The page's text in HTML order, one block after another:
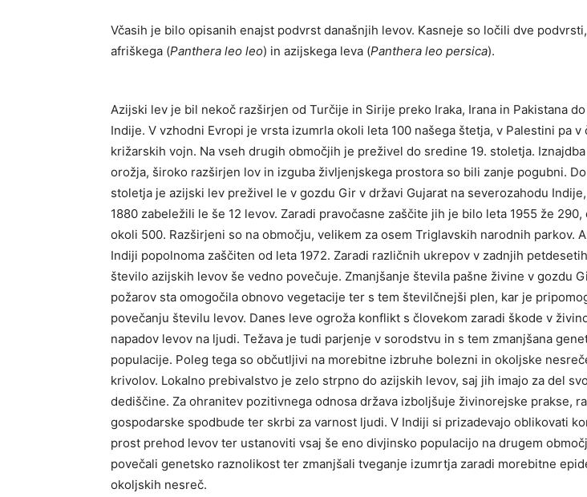
Včasih je bilo opisanih enajst podvrst današnjih levov. Kasneje so ločili dve
afriškega (Panthera leo leo) in azijskega leva (Panthera leo persica).
Azijski lev je bil nekoč razširjen od Turčije in Sirije preko Iraka, Irana in Pakistana
Indije. V vzhodni Evropi je vrsta izumrla okoli leta 100 našega štetja, v Palestini pa v
križarskih vojn. Na vseh drugih območjih je preživel do sredine 19. stoletja.
orožja, široko razširjen lov in izguba življenjskega prostora so bili zanje pogubni. Do
stoletja je azijski lev preživel le v gozdu Gir v državi Gujarat na severozahodu
1880 zabeležili le še 12 levov. Zaradi pravočasne zaščite jih je bilo leta 1955 že 290,
okoli 500. Razširjeni so na območju, velikem za osem Triglavskih narodnih parkov.
Indiji popolnoma zaščiten od leta 1972. Zaradi različnih ukrepov v zadnjih
število azijskih levov še vedno povečuje. Zmanjšanje števila pašne živine v gozdu
požarov sta omogočila obnovo vegetacije ter s tem številčnejši plen, kar je
povečanju številu levov. Danes leve ogroža konflikt s človekom zaradi škode v
napadov levov na ljudi. Težava je tudi parjenje v sorodstvu in s tem zmanjšana
populacije. Poleg tega so občutljivi na morebitne izbruhe bolezni in okoljske
krivolov. Lokalno prebivalstvo je zelo strpno do azijskih levov, saj jih imajo za del
dediščine. Za ohranitev pozitivnega odnosa država izboljšuje živinorejske prakse,
gospodarske spodbude ter skrbi za varnost ljudi. V Indiji si prizadevajo oblikovati
prost prehod levov ter ustanoviti vsaj še eno divjinsko populacijo na drugem
povečali genetsko raznolikost ter zmanjšali tveganje izumrtja zaradi morebitne
okoljskih nesreč.